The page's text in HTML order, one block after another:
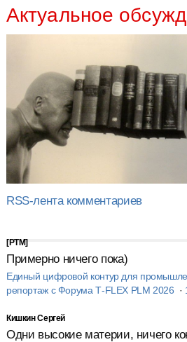
Актуальное
RSS-лента комментариев
[PTM]
Примерно ничего пока)
Единый цифровой контур для
репортаж с Форума T‑FLEX PLM 2026 ·
Кишкин Сергей
Одни высокие материи, ничего